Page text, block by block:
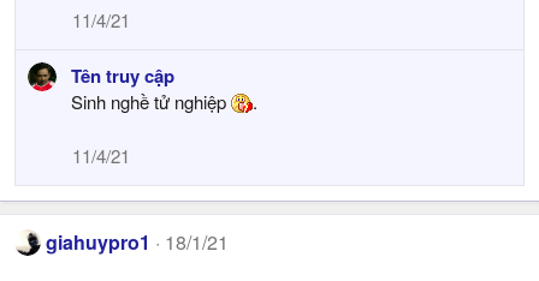
11/4/21
Tên truy cập
Sinh nghề tử nghiệp .
11/4/21
giahuypro1 18/1/21